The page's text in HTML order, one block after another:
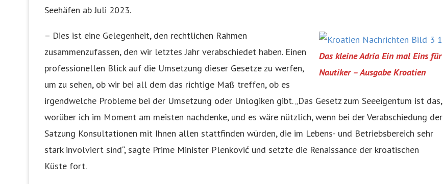
Seehäfen ab Juli 2023.
Das kleine Adria Ein mal Eins für
Nautiker – Ausgabe Kroatien
– Dies ist eine Gelegenheit, den rechtlichen Rahmen
zusammenzufassen, den wir letztes Jahr verabschiedet haben. Einen
professionellen Blick auf die Umsetzung dieser Gesetze zu werfen,
um zu sehen, ob wir bei all dem das richtige Maß treffen, ob es
irgendwelche Probleme bei der Umsetzung oder Unlogiken gibt. „Das Gesetz zum Seeeigentum ist das,
worüber ich im Moment am meisten nachdenke, und es wäre nützlich, wenn bei der Verabschiedung der
Satzung Konsultationen mit Ihnen allen stattfinden würden, die im Lebens- und Betriebsbereich sehr
stark involviert sind“, sagte Prime Minister Plenković und setzte die Renaissance der kroatischen
Küste fort.